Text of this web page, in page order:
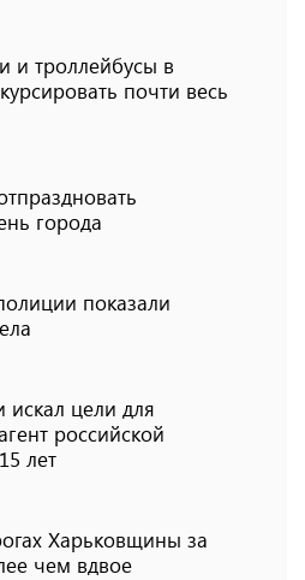
и троллейбусы в
почти весь
города
показали
цели для
российской
лет
Харьковщины за
чем вдвое